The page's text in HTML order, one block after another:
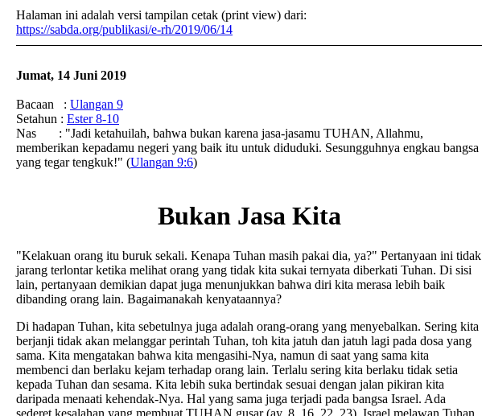
Halaman ini adalah versi tampilan cetak (print view) dari:
https://sabda.org/publikasi/e-rh/2019/06/14
Jumat, 14 Juni 2019
Bacaan : Ulangan 9
Setahun : Ester 8-10
Nas : "Jadi ketahuilah, bahwa bukan karena jasa-jasamu TUHAN, Allahmu,
memberikan kepadamu negeri yang baik itu untuk diduduki. Sesungguhnya engkau bangsa
yang tegar tengkuk!" (Ulangan 9:6)
Bukan Jasa Kita
"Kelakuan orang itu buruk sekali. Kenapa Tuhan masih pakai dia, ya?" Pertanyaan ini tidak
jarang terlontar ketika melihat orang yang tidak kita sukai ternyata diberkati Tuhan. Di sisi
lain, pertanyaan demikian dapat juga menunjukkan bahwa diri kita merasa lebih baik
dibanding orang lain. Bagaimanakah kenyataannya?
Di hadapan Tuhan, kita sebetulnya juga adalah orang-orang yang menyebalkan. Sering kita
berjanji tidak akan melanggar perintah Tuhan, toh kita jatuh dan jatuh lagi pada dosa yang
sama. Kita mengatakan bahwa kita mengasihi-Nya, namun di saat yang sama kita
membenci dan berlaku kejam terhadap orang lain. Terlalu sering kita berlaku tidak setia
kepada Tuhan dan sesama. Kita lebih suka bertindak sesuai dengan jalan pikiran kita
daripada menaati kehendak-Nya. Hal yang sama juga terjadi pada bangsa Israel. Ada
sederet kesalahan yang membuat TUHAN gusar (ay. 8, 16, 22, 23). Israel melawan Tuhan